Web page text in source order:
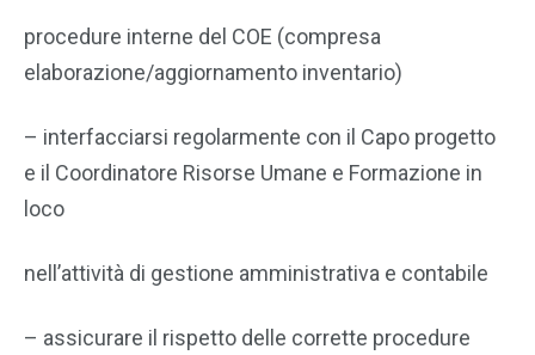
procedure interne del COE (compresa
elaborazione/aggiornamento inventario)
– interfacciarsi regolarmente con il Capo progetto
e il Coordinatore Risorse Umane e Formazione in
loco
nell’attività di gestione amministrativa e contabile
– assicurare il rispetto delle corrette procedure